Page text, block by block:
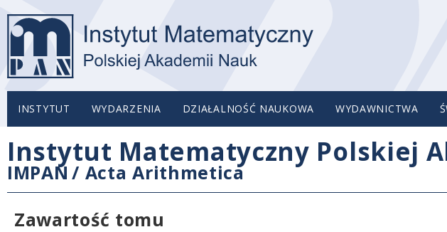
INSTYTUT WYDARZENIA DZIAŁALNOŚĆ NAUKOWA WYDAWNICTWA
Instytut Matematyczny Polskiej
IMPAN / Acta Arithmetica
Zawartość tomu